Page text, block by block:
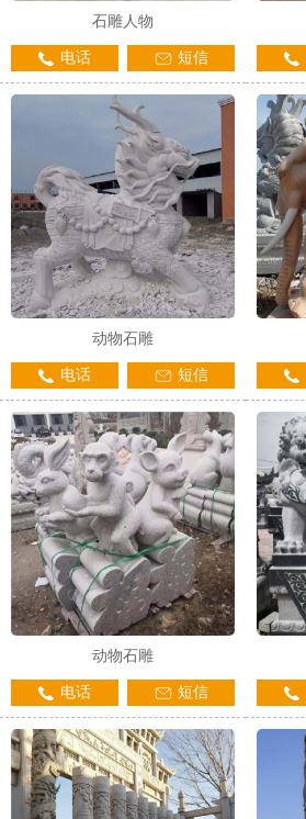
石雕人物
电话 短信
动物石雕
电话 短信
动物石雕
电话 短信